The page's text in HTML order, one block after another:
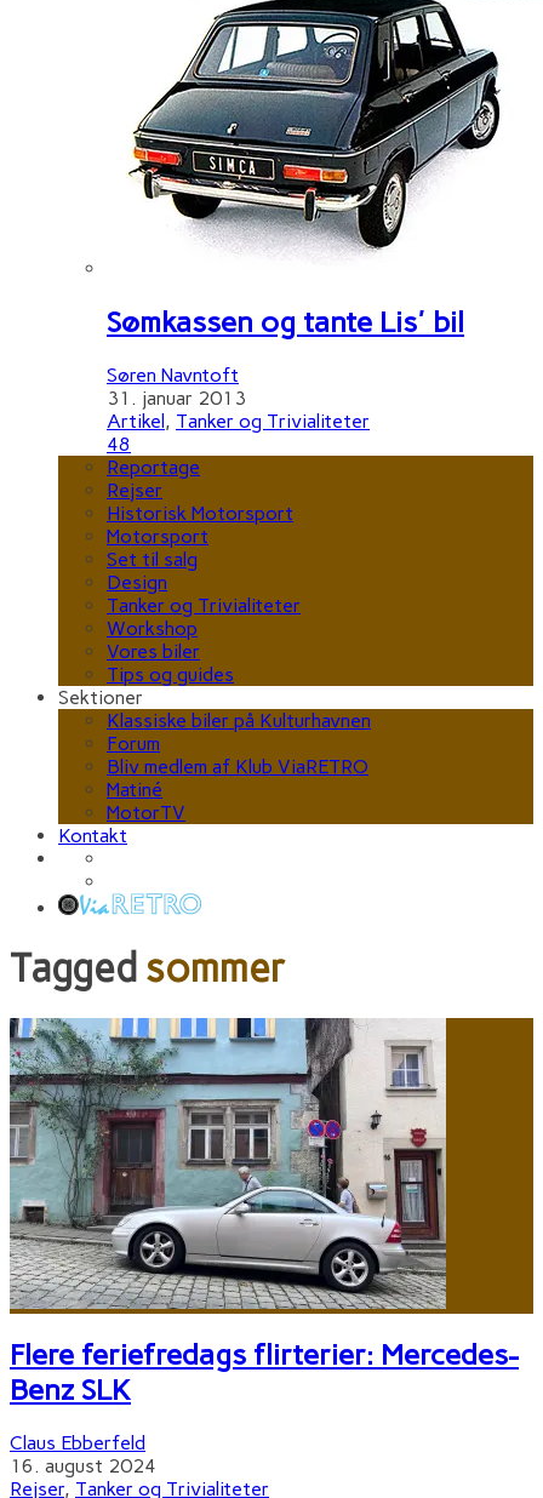
Sømkassen og tante Lis' bil
Søren Navntoft
31. januar 2013
Artikel, Tanker og Trivialiteter
48
Reportage
Rejser
Historisk Motorsport
Motorsport
Set til salg
Design
Tanker og Trivialiteter
Workshop
Vores biler
Tips og guides
Sektioner
Klassiske biler på Kulturhavnen
Forum
Bliv medlem af Klub ViaRETRO
Matiné
MotorTV
Kontakt
Tagged sommer
Flere feriefredags flirterier: Mercedes-
Benz SLK
Claus Ebberfeld
16. august 2024
Rejser, Tanker og Trivialiteter